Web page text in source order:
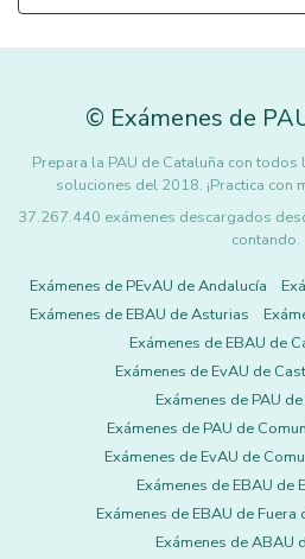
© Exámenes de
Prepara la PAU de Cataluña con
soluciones del 2018. ¡Practica con
37.267.440 exámenes descargados
contando.
Exámenes de PEvAU de Andalucía
Exámenes de EBAU de Asturias
Exámenes de EBAU de
Exámenes de EvAU de
Exámenes de PAU
Exámenes de PAU de
Exámenes de EvAU de
Exámenes de EBAU de
Exámenes de EBAU de Fuera
Exámenes de ABAU